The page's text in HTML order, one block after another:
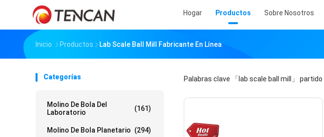
Hogar Productos Sobre Nosotros
Inicio Productos Lab Scale Ball Mill Fabricante En Línea
Categorías
Molino De Bola Del
Laboratorio
(161)
Molino De Bola Planetario (294)
Palabras clave 「lab scale ball mill」 partido